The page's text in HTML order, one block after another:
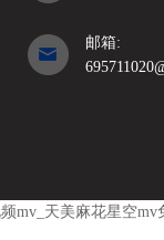
邮箱:
mv_天美麻花星空